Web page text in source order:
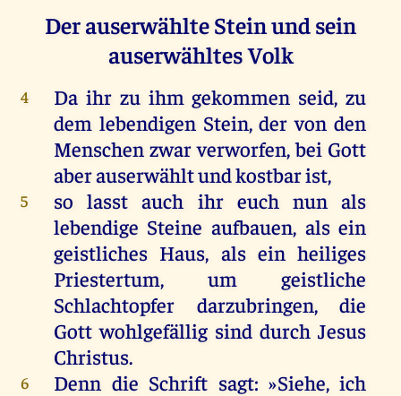
Der auserwählte Stein und sein
auserwähltes Volk
4 Da ihr zu ihm gekommen seid,zu
dem lebendigen Stein,der von den
Menschen zwar verworfen,bei Gott
aberauserwähltundkostbarist,
5 so lasstauch ihr euch nun als
lebendige Steine aufbauen, als ein
geistliches Haus, als einheiliges
Priestertum, um
geistliche
Schlachtopfer darzubringen,die
Gott wohlgefällig sind durch Jesus
Christus.
6 Denn die Schrift sagt: »Siehe,ich